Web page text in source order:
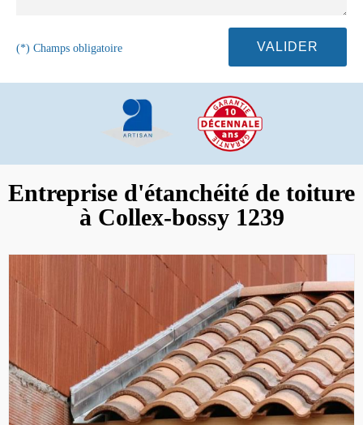
(*) Champs obligatoire
Entreprise d'étanchéité de toiture
à Collex-bossy 1239